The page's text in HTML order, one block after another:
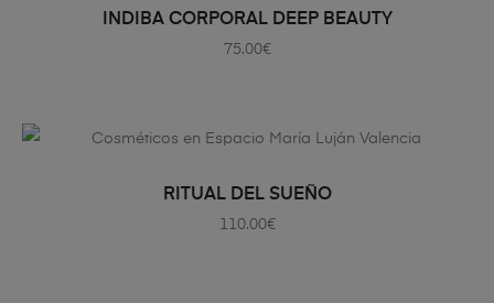
AÑADIR AL CARRITO
INDIBA CORPORAL DEEP BEAUTY
75.00€
AÑADIR AL CARRITO
RITUAL DEL SUEÑO
110.00€